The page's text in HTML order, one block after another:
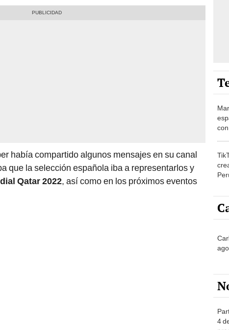
que la selección española iba a representarlos y
Qatar 2022, así como en los próximos eventos
4